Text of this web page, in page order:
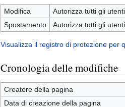
Modifica
Autorizza tutti gli
Spostamento
Autorizza tutti gli
Visualizza il registro di protezione per
Cronologia delle modifiche
Creatore della pagina
Data di creazione della pagina